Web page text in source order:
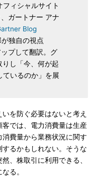
ィシャルサイト
ガートナー アナ
Blog
独自の視点
プして翻訳。グ
し「今、何が起
ているのか」を展
を防ぐ必要はないと考え
では、電力消費量は生産
費量から業務状況に関す
るかもしれない。そうな
、株取引に利用できる、
る。